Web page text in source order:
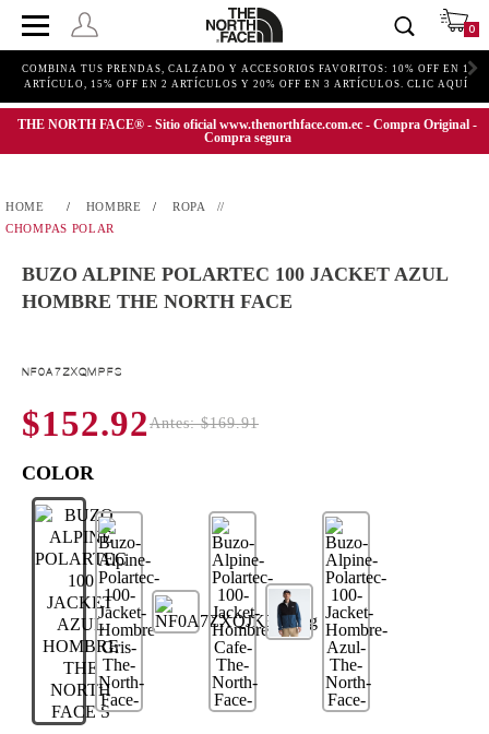
0
COMBINA TUS PRENDAS, CALZADO Y ACCESORIOS FAVORITOS: 10% OFF EN 1
ARTÍCULO, 15% OFF EN 2 ARTÍCULOS Y 20% OFF EN 3 ARTÍCULOS. CLIC AQUÍ
THE NORTH FACE® - Sitio oficial www.thenorthface.com.ec - Compra Original -
Compra segura
HOMBRE
ROPA
CHOMPAS POLAR
BUZO ALPINE POLARTEC 100 JACKET AZUL
HOMBRE THE NORTH FACE
NF0A7ZXQMPFS
$152.92 Antes: $169.91